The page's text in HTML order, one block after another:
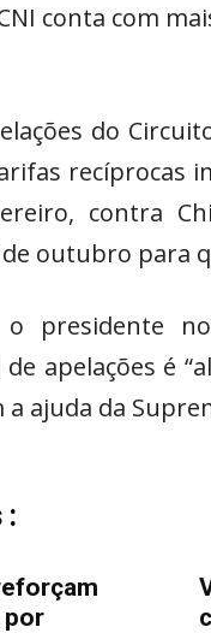
conta com
do
contra
outubro para
presidente
apelações é
ajuda da
:
por